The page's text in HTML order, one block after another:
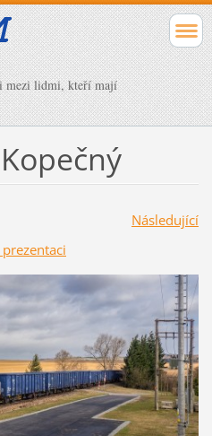
mezi lidmi, kteří mají
Následující